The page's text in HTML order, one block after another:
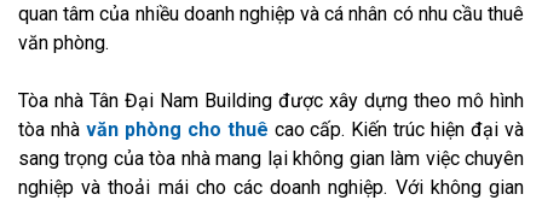
quan tâm của nhiều doanh nghiệp và cá nhân có nhu cầu thuê
văn phòng.
Tòa nhà Tân Đại Nam Building được xây dựng theo mô hình
tòa nhà văn phòng cho thuê cao cấp. Kiến trúc hiện đại và
sang trọng của tòa nhà mang lại không gian làm việc chuyên
nghiệp và thoải mái cho các doanh nghiệp. Với không gian